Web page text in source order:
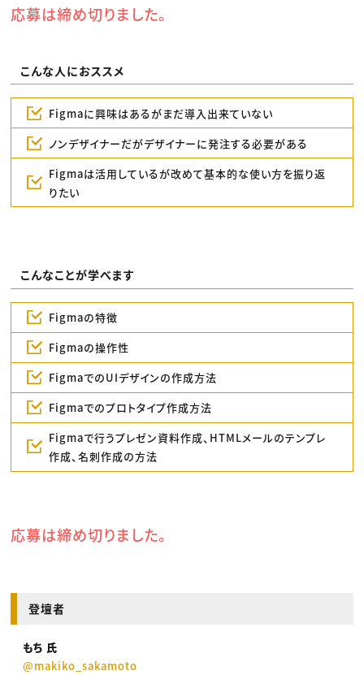
応募は締め切りました。
こんな人におススメ
Figmaに興味はあるがまだ導入出来ていない
ノンデザイナーだがデザイナーに発注する必要がある
Figmaは活用しているが改めて基本的な使い方を振り返
りたい
こんなことが学べます
Figmaの特徴
Figmaの操作性
FigmaでのUIデザインの作成方法
Figmaでのプロトタイプ作成方法
Figmaで行うプレゼン資料作成、HTMLメールのテンプレ
作成、名刺作成の方法
応募は締め切りました。
登壇者
もち 氏
@makiko_sakamoto